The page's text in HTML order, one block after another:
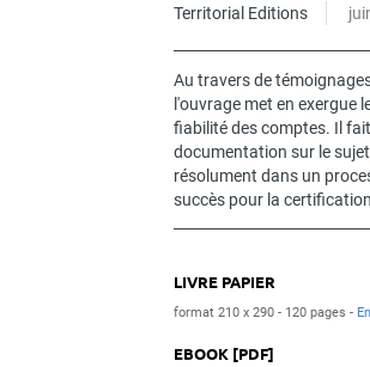
Territorial Editions
Au travers de
l'ouvrage met en exergue
fiabilité des comptes. Il
documentation sur le
résolument dans un
succès pour la
LIVRE PAPIER
format 210 x 290 120 pages
EBOOK [PDF]